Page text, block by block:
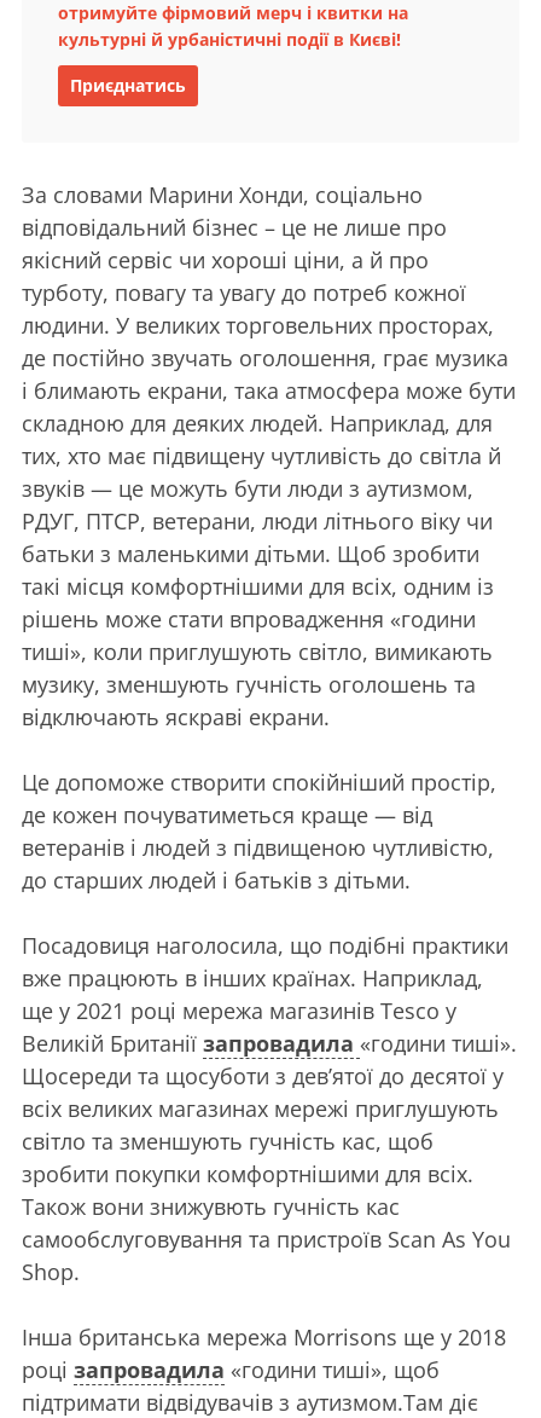
отримуйте фірмовий мерч і квитки на
культурні й урбаністичні події в Києві!
Приєднатись
За словами Марини Хонди, соціально
відповідальний бізнес – це не лише про
якісний сервіс чи хороші ціни, а й про
турботу, повагу та увагу до потреб кожної
людини. У великих торговельних просторах,
де постійно звучать оголошення, грає музика
і блимають екрани, така атмосфера може бути
складною для деяких людей. Наприклад, для
тих, хто має підвищену чутливість до світла й
звуків — це можуть бути люди з аутизмом,
РДУГ, ПТСР, ветерани, люди літнього віку чи
батьки з маленькими дітьми. Щоб зробити
такі місця комфортнішими для всіх, одним із
рішень може стати впровадження «години
тиші», коли приглушують світло, вимикають
музику, зменшують гучність оголошень та
відключають яскраві екрани.
Це допоможе створити спокійніший простір,
де кожен почуватиметься краще — від
ветеранів і людей з підвищеною чутливістю,
до старших людей і батьків з дітьми.
Посадовиця наголосила, що подібні практики
вже працюють в інших країнах. Наприклад,
ще у 2021 році мережа магазинів Tesco у
Великій Британії запровадила «години тиші».
Щосереди та щосуботи з дев’ятої до десятої у
всіх великих магазинах мережі приглушують
світло та зменшують гучність кас, щоб
зробити покупки комфортнішими для всіх.
Також вони знижувють гучність кас
самообслуговування та пристроїв Scan As You
Shop.
Інша британська мережа Morrisons ще у 2018
році запровадила «години тиші», щоб
підтримати відвідувачів з аутизмом.Там діє